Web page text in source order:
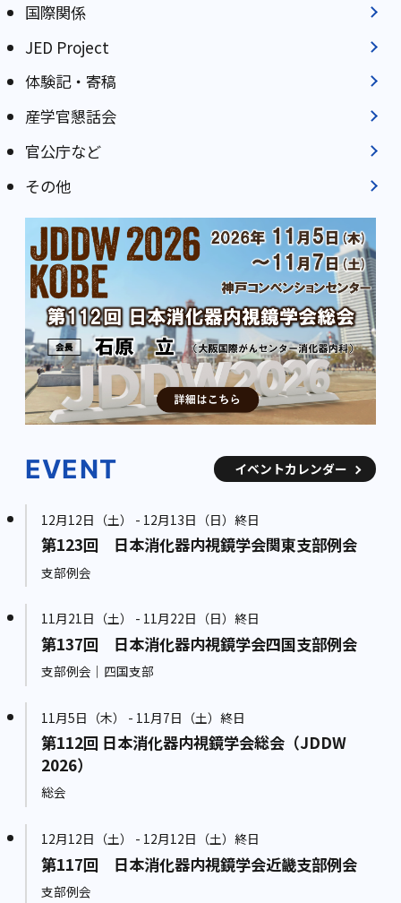
国際関係
JED Project
体験記・寄稿
産学官懇話会
官公庁など
その他
EVENT イベントカレンダー
12月12日（土） - 12月13日（日）終日
第123回 日本消化器内視鏡学会関東支部例会
支部例会
11月21日（土） - 11月22日（日）終日
第137回 日本消化器内視鏡学会四国支部例会
支部例会｜四国支部
11月5日（木） - 11月7日（土）終日
第112回 日本消化器内視鏡学会総会（JDDW
2026）
総会
12月12日（土） - 12月12日（土）終日
第117回 日本消化器内視鏡学会近畿支部例会
支部例会